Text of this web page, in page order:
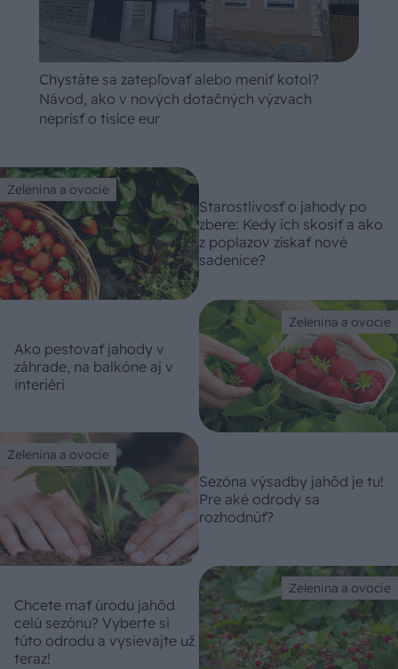
Chystáte sa zatepľovať alebo meniť kotol?
Návod, ako v nových dotačných výzvach
neprísť o tisíce eur
Zelenina a ovocie
Starostlivosť o jahody po
zbere: Kedy ich skosiť a ako
z poplazov získať nové
sadenice?
Zelenina a ovocie
Ako pestovať jahody v
záhrade, na balkóne aj v
interiéri
Zelenina a ovocie
Sezóna výsadby jahôd je tu!
Pre aké odrody sa
rozhodnúť?
Zelenina a ovocie
Chcete mať úrodu jahôd
celú sezónu? Vyberte si
túto odrodu a vysievajte už
teraz!